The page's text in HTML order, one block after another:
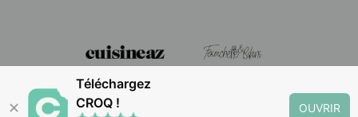
✕
Téléchargez
CROQ !
OUVRIR